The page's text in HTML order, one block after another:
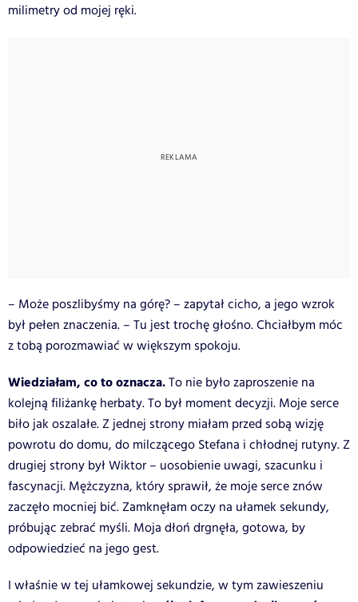
milimetry od mojej ręki.
– Może poszlibyśmy na górę? – zapytał cicho, a jego wzrok
był pełen znaczenia. – Tu jest trochę głośno. Chciałbym móc
z tobą porozmawiać w większym spokoju.
Wiedziałam, co to oznacza.To nie było zaproszenie na
kolejną filiżankę herbaty. To był moment decyzji. Moje serce
biło jak oszalałe. Z jednej strony miałam przed sobą wizję
powrotu do domu, do milczącego Stefana i chłodnej rutyny. Z
drugiej strony był Wiktor – uosobienie uwagi, szacunku i
fascynacji. Mężczyzna, który sprawił, że moje serce znów
zaczęło mocniej bić. Zamknęłam oczy na ułamek sekundy,
próbując zebrać myśli. Moja dłoń drgnęła, gotowa, by
odpowiedzieć na jego gest.
I właśnie w tej ułamkowej sekundzie, w tym zawieszeniu